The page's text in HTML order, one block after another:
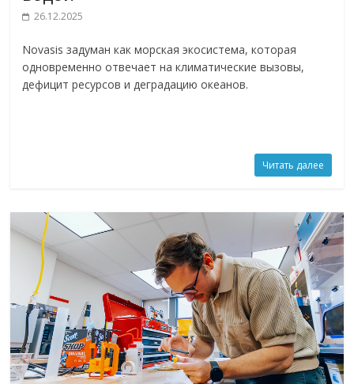
26.12.2025
Novasis задуман как морская экосистема, которая
одновременно отвечает на климатические вызовы,
дефицит ресурсов и деградацию океанов.
Читать далее